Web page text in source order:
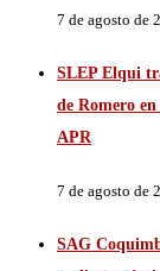
7 de agosto de
SLEP Elqui
de Romero
APR
7 de agosto de
SAG